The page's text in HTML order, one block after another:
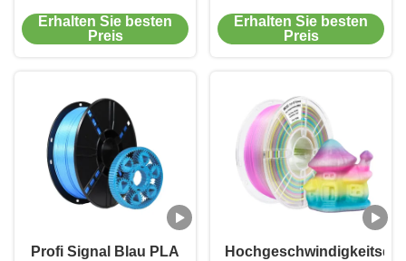
Zähigkeit für Drucke
21*21*7cm
Erhalten Sie besten
Preis
Filament für 3D-
Drucker 1,75 mm
Erhalten Sie besten
Preis
Profi Signal Blau PLA